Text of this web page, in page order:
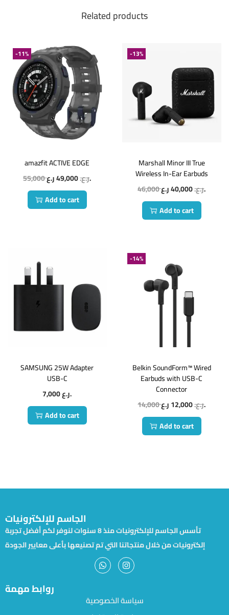
Related products
-11%
amazfit ACTIVE EDGE
55,000
ر.ع.49,000
ر.ع.
Add to cart
-13%
Marshall Minor III True
Wireless In-Ear Earbuds
46,000
ر.ع.40,000
ر.ع.
Add to cart
SAMSUNG 25W Adapter
USB-C
7,000
ر.ع.
Add to cart
-14%
Belkin SoundForm™ Wired
Earbuds with USB-C
Connector
14,000
ر.ع.12,000
ر.ع.
Add to cart
الجاسم للإلكترونيات
تأسس الجاسم للإلكترونيات منذ 8 سنوات لنوفر لكم أفضل تجربة
إلكترونيات من خلال منتجاتنا التي تم تصنيعها بأعلى معايير الجودة
روابط مهمة
سياسة الخصوصية